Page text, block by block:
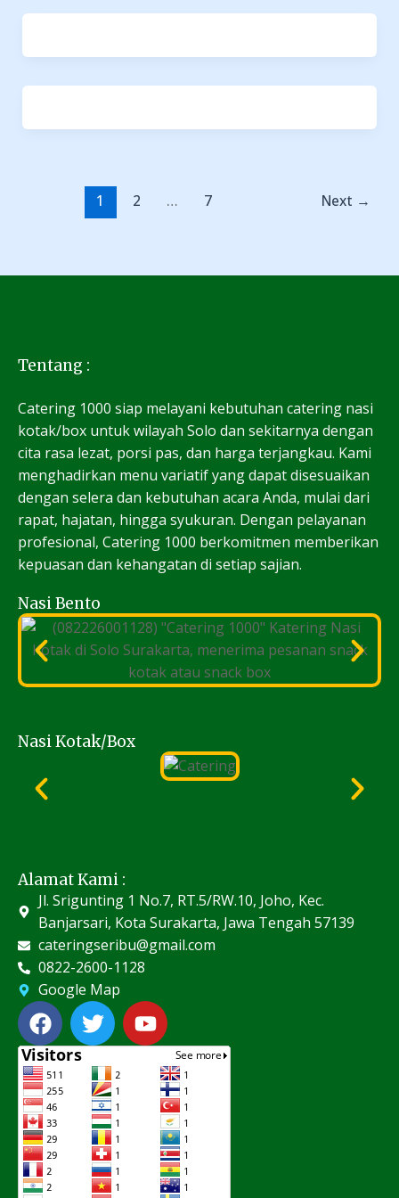
1 2 … 7 Next →
Tentang :
Catering 1000 siap melayani kebutuhan catering nasi
kotak/box untuk wilayah Solo dan sekitarnya dengan
cita rasa lezat, porsi pas, dan harga terjangkau. Kami
menghadirkan menu variatif yang dapat disesuaikan
dengan selera dan kebutuhan acara Anda, mulai dari
rapat, hajatan, hingga syukuran. Dengan pelayanan
profesional, Catering 1000 berkomitmen memberikan
kepuasan dan kehangatan di setiap sajian.
Nasi Bento
Nasi Kotak/Box
Alamat Kami :
Jl. Srigunting 1 No.7, RT.5/RW.10, Joho, Kec.
Banjarsari, Kota Surakarta, Jawa Tengah 57139
cateringseribu@gmail.com
0822-2600-1128
Google Map
F
a
c
e
b
o
o
k
T
w
i
t
t
e
r
Y
o
u